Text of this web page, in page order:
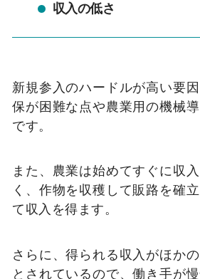
収入の低さ
新規参入のハードルが高い要
保が困難な点や農業用の機械
です。
また、農業は始めてすぐに収
く、作物を収穫して販路を確
て収入を得ます。
さらに、得られる収入がほか
とされているので、働き手が